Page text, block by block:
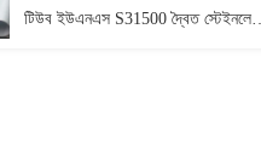
টিউব ইউএনএস S31500 দ্বৈত স্টেইনলেস